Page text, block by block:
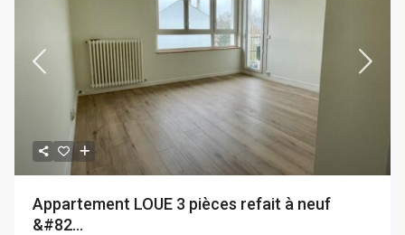
Appartement LOUE 3 pièces refait à neuf
&#82...